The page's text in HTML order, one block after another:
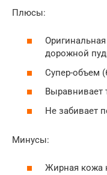
Плюсы:
дорожной
Супер-объем
Выравнивает
Не забивает
Минусы:
Жирная кожа